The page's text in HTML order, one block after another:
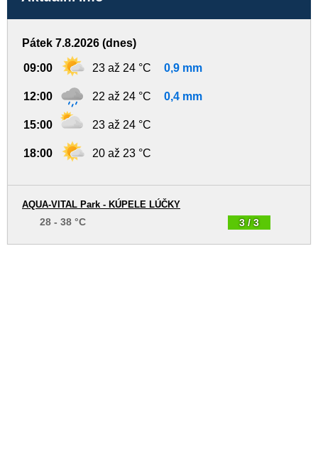
Pátek 7.8.2026 (dnes)
09:00 23 až 24 °C 0,9 mm
12:00 22 až 24 °C 0,4 mm
15:00 23 až 24 °C
18:00 20 až 23 °C
3 / 3
AQUA-VITAL Park - KÚPELE LÚČKY
28 - 38 °C